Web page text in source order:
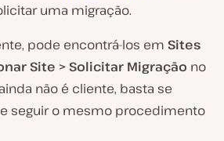
uma migração.
pode encontrá-los em Sites
Site > Solicitar Migração no
não é cliente, basta se
seguir o mesmo procedimento